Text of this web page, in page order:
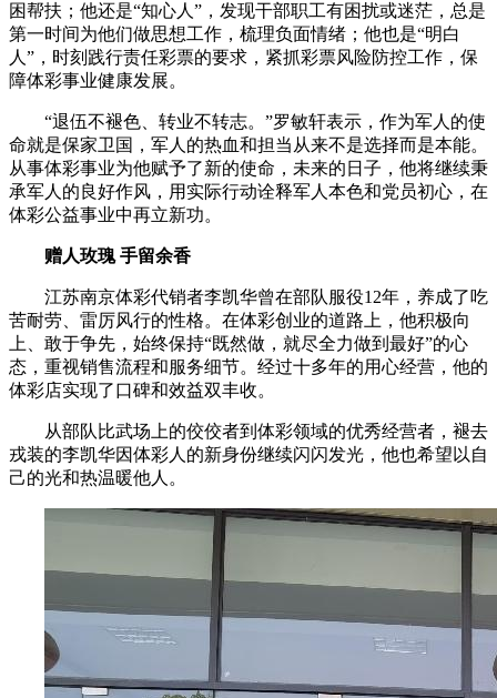
困帮扶；他还是“知心人”，发现干部职工有困扰或迷茫，总是
第一时间为他们做思想工作，梳理负面情绪；他也是“明白
人”，时刻践行责任彩票的要求，紧抓彩票风险防控工作，保
障体彩事业健康发展。
“退伍不褪色、转业不转志。”罗敏轩表示，作为军人的使
命就是保家卫国，军人的热血和担当从来不是选择而是本能。
从事体彩事业为他赋予了新的使命，未来的日子，他将继续秉
承军人的良好作风，用实际行动诠释军人本色和党员初心，在
体彩公益事业中再立新功。
赠人玫瑰 手留余香
江苏南京体彩代销者李凯华曾在部队服役12年，养成了吃
苦耐劳、雷厉风行的性格。在体彩创业的道路上，他积极向
上、敢于争先，始终保持“既然做，就尽全力做到最好”的心
态，重视销售流程和服务细节。经过十多年的用心经营，他的
体彩店实现了口碑和效益双丰收。
从部队比武场上的佼佼者到体彩领域的优秀经营者，褪去
戎装的李凯华因体彩人的新身份继续闪闪发光，他也希望以自
己的光和热温暖他人。